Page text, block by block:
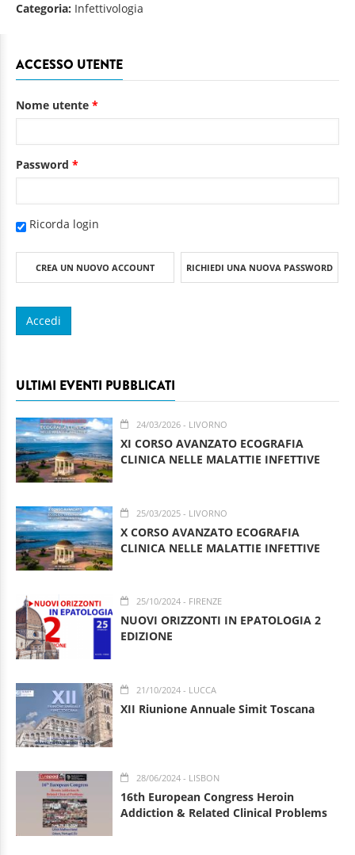
Categoria: Infettivologia
ACCESSO UTENTE
Nome utente *
Password *
Ricorda login
CREA UN NUOVO ACCOUNT RICHIEDI UNA NUOVA PASSWORD
ULTIMI EVENTI PUBBLICATI
24/03/2026 - LIVORNO
XI CORSO AVANZATO ECOGRAFIA
CLINICA NELLE MALATTIE INFETTIVE
25/03/2025 - LIVORNO
X CORSO AVANZATO ECOGRAFIA
CLINICA NELLE MALATTIE INFETTIVE
25/10/2024 - FIRENZE
NUOVI ORIZZONTI IN EPATOLOGIA 2
EDIZIONE
21/10/2024 - LUCCA
XII Riunione Annuale Simit Toscana
28/06/2024 - LISBON
16th European Congress Heroin
Addiction & Related Clinical Problems